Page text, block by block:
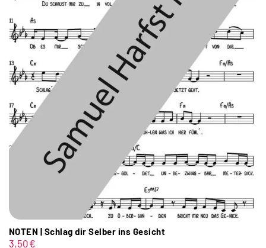
NOTEN | Schlag dir Selber ins Gesicht
3,50€